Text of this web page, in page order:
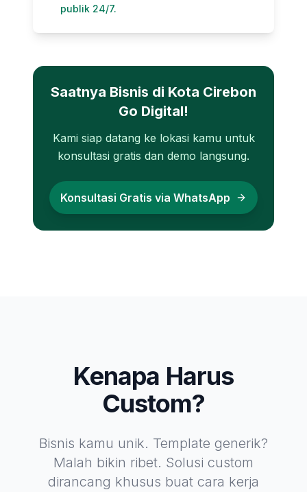
publik 24/7.
Saatnya Bisnis di Kota Cirebon
Go Digital!
Kami siap datang ke lokasi kamu untuk
konsultasi gratis dan demo langsung.
Konsultasi Gratis via WhatsApp
Kenapa Harus
Custom?
Bisnis kamu unik. Template generik?
Malah bikin ribet. Solusi custom
dirancang khusus buat cara kerja